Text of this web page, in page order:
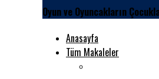
Oyun ve Oyuncakların
Anasayfa
Tüm Makaleler